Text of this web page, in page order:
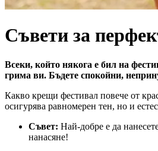
Съвети за
Всеки, който някога е бил на
грима ви. Бъдете спокойни,
Какво крещи фестивал повече от
осигурява равномерен тен, но и
Съвет: Най-добре е да
нанасяне!